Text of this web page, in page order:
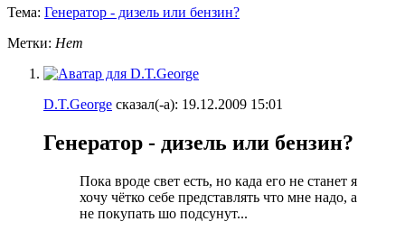
Тема: Генератор - дизель или бензин?
Метки: Нет
D.T.George сказал(-а): 19.12.2009 15:01
Генератор - дизель или бензин?
Пока вроде свет есть, но када его не станет я
хочу чётко себе представлять что мне надо, а
не покупать шо подсунут...